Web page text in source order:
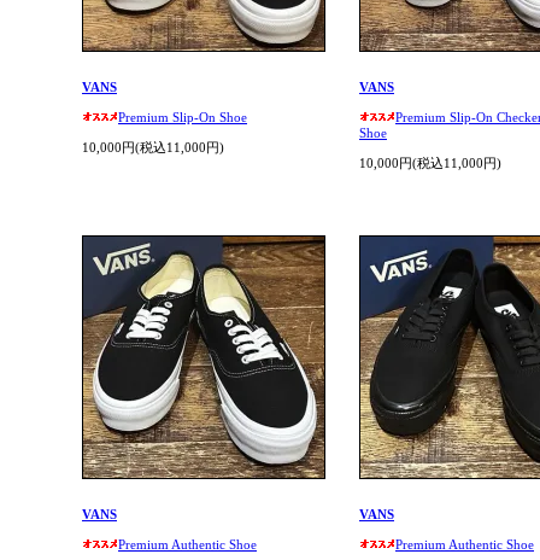
VANS
Premium Slip-On Shoe
10,000円(税込11,000円)
VANS
Premium Slip-On
Shoe
10,000円(税込11,000円)
VANS
Premium Authentic Shoe
VANS
Premium Authentic Shoe